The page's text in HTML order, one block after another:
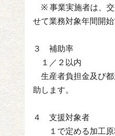
※ 事業実施者は、交
せて業務対象年間開
３ 補助率
１／２以内
生産者負担金及び都
助します。
４ 支援対象者
１で定める加工原